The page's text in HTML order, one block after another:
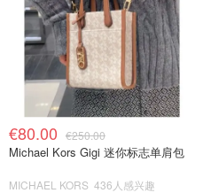
€80.00 €250.00
Michael Kors Gigi 迷你标志单肩包
MICHAEL KORS 436人感兴趣